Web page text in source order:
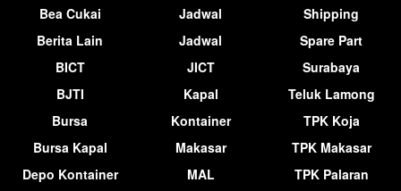
Bea Cukai
Berita Lain
BICT
BJTI
Bursa
Bursa Kapal
Depo Kontainer
Jadwal
Jadwal
JICT
Kapal
Kontainer
Makasar
MAL
Shipping
Spare Part
Surabaya
Teluk Lamong
TPK Koja
TPK Makasar
TPK Palaran